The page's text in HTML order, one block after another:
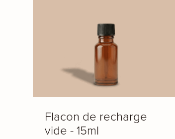
Flacon de recharge
vide - 15ml